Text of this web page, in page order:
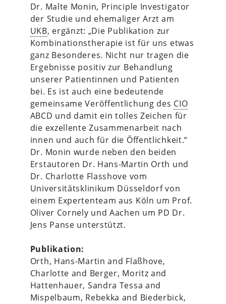
Dr. Malte Monin, Principle Investigator
der Studie und ehemaliger Arzt am
UKB, ergänzt: „Die Publikation zur
Kombinationstherapie ist für uns etwas
ganz Besonderes. Nicht nur tragen die
Ergebnisse positiv zur Behandlung
unserer Patientinnen und Patienten
bei. Es ist auch eine bedeutende
gemeinsame Veröffentlichung des CIO
ABCD und damit ein tolles Zeichen für
die exzellente Zusammenarbeit nach
innen und auch für die Öffentlichkeit.“
Dr. Monin wurde neben den beiden
Erstautoren Dr. Hans-Martin Orth und
Dr. Charlotte Flasshove vom
Universitätsklinikum Düsseldorf von
einem Expertenteam aus Köln um Prof.
Oliver Cornely und Aachen um PD Dr.
Jens Panse unterstützt.
Publikation:
Orth, Hans-Martin and Flaßhove,
Charlotte and Berger, Moritz and
Hattenhauer, Sandra Tessa and
Mispelbaum, Rebekka and Biederbick,